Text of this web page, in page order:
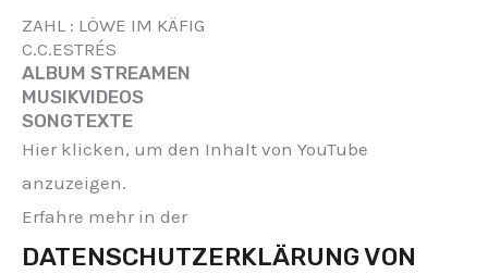
ZAHL : LÖWE IM KÄFIG
C.C.ESTRÉS
ALBUM STREAMEN
MUSIKVIDEOS
SONGTEXTE
Hier klicken, um den Inhalt von YouTube
anzuzeigen.
Erfahre mehr in der
DATENSCHUTZERKLÄRUNG VON